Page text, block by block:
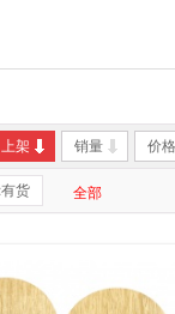
上架 销量 价格
货 全部